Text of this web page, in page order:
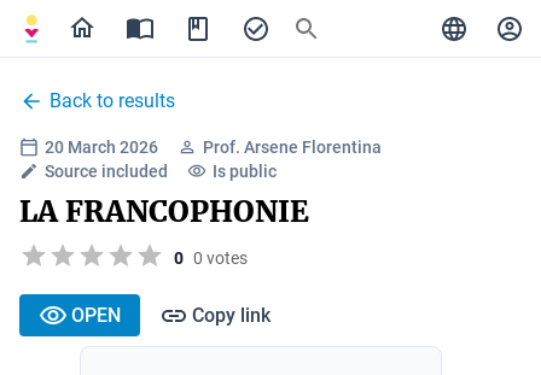
Back to results
20 March 2026
Prof. Arsene Florentina
Source included
Is public
LA FRANCOPHONIE
0 0 votes
OPEN Copy link